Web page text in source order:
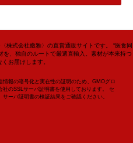
株式会社癒雅〉の直営通販サイトです。 “医食同
を、独自のルートで厳選直輸入。素材が本来持つ
お届けします。
情報の暗号化と実在性の証明のため、GMOグロ
社のSSLサーバ証明書を使用しております。 セ
サーバ証明書の検証結果をご確認ください。